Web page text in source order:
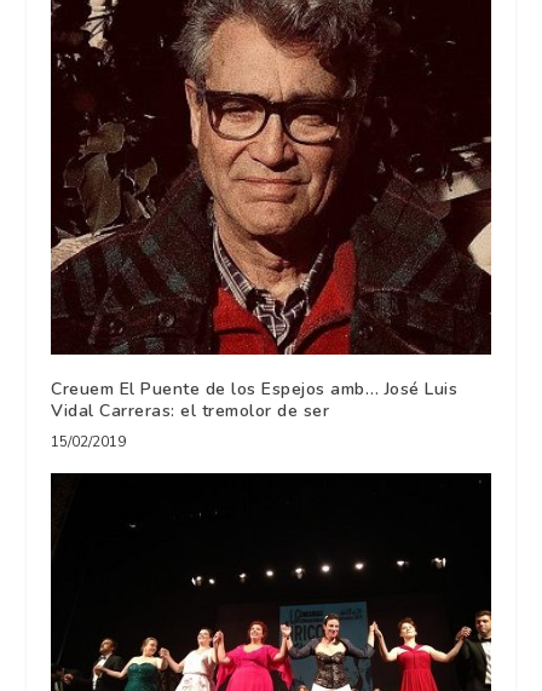
Creuem El Puente de los Espejos amb… José Luis
Vidal Carreras: el tremolor de ser
15/02/2019